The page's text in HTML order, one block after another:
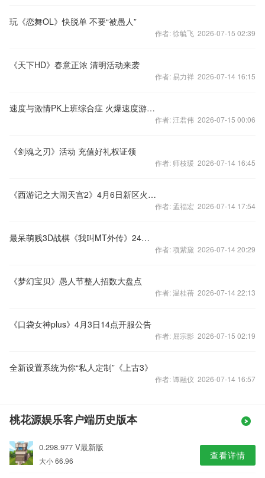
玩《恋舞OL》快脱单 不要“被愚人”
作者: 徐毓飞 2026-07-15 02:39
《天下HD》春意正浓 清明活动来袭
作者: 易力祥 2026-07-14 16:15
速度与激情PK上班综合症 火爆速度游戏盘点视频
作者: 汪君伟 2026-07-15 00:06
《剑魂之刃》活动 充值好礼权证领
作者: 师枝瑗 2026-07-14 16:45
《西游记之大闹天宫2》4月6日新区火爆开启
作者: 孟福宏 2026-07-14 17:54
最呆萌贱3D战棋《我叫MT外传》24日公测
作者: 项紫黛 2026-07-14 20:29
《梦幻宝贝》愚人节整人招数大盘点
作者: 温桂蓓 2026-07-14 22:13
《口袋女神plus》4月3日14点开服公告
作者: 屈宗影 2026-07-15 02:19
全新设置系统为你“私人定制”《上古3》
作者: 谭融仪 2026-07-14 16:57
桃花源娱乐客户端历史版本
0.298.977 V最新版
大小 66.96 查看详情